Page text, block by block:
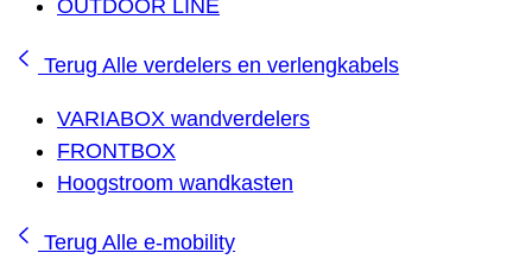
OUTDOOR LINE
Terug Alle verdelers en verlengkabels
VARIABOX wandverdelers
FRONTBOX
Hoogstroom wandkasten
Terug Alle e-mobility